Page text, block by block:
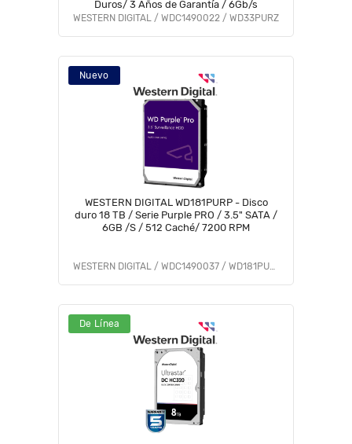
Duros/ 3 Años de Garantía / 6Gb/s
WESTERN DIGITAL / WDC1490022 / WD33PURZ
Nuevo
WESTERN DIGITAL WD181PURP - Disco
duro 18 TB / Serie Purple PRO / 3.5" SATA /
6GB /S / 512 Caché/ 7200 RPM
WESTERN DIGITAL / WDC1490037 / WD181PURP
De Línea